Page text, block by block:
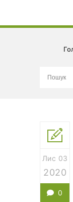
Лис 03
2020
0